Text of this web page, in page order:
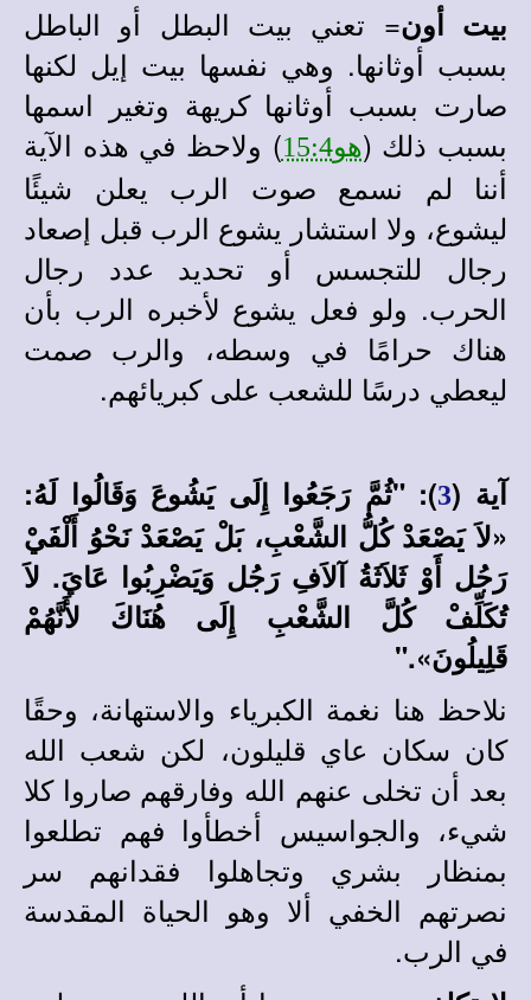
بيت أون= تعني بيت البطل أو الباطل
بسبب أوثانها. وهي نفسها بيت إيل لكنها
صارت بسبب أوثانها كريهة وتغير اسمها
بسبب ذلك (هو15:4
) ولاحظ في هذه الآية
أننا لم نسمع صوت الرب يعلن شيئًا
ليشوع، ولا استشار يشوع الرب قبل إصعاد
رجال للتجسس أو تحديد عدد رجال
الحرب. ولو فعل يشوع لأخبره الرب بأن
هناك حرامًا في وسطه، والرب صمت
ليعطي درسًا للشعب على كبريائهم.
آية (3
):"ثُمَّ رَجَعُوا إِلَى يَشُوعَ وَقَالُوا لَهُ:
«لاَ يَصْعَدْ كُلُّ الشَّعْبِ، بَلْ يَصْعَدْ نَحْوُ أَلْفَيْ
رَجُل أَوْ ثَلاَثَةُ آلاَفِ رَجُل وَيَضْرِبُوا عَايَ. لاَ
تُكَلِّفْ كُلَّ الشَّعْبِ إِلَى هُنَاكَ لأَنَّهُمْ
قَلِيلُونَ»."
نلاحظ هنا نغمة الكبرياء والاستهانة، وحقًا
كان سكان عاي قليلون، لكن شعب الله
بعد أن تخلى عنهم الله وفارقهم صاروا كلا
شيء، والجواسيس أخطأوا فهم تطلعوا
بمنظار بشري وتجاهلوا فقدانهم سر
نصرتهم الخفي ألا وهو الحياة المقدسة
في الرب.